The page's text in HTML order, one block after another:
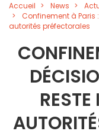
Accueil News
Confinement à Paris
autorités préfectorales